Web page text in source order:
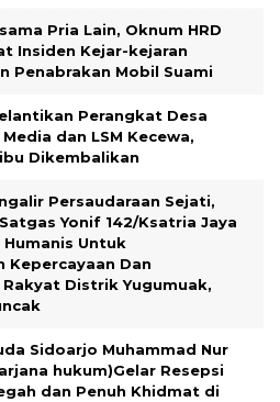
Pria Lain, Oknum HRD
Insiden Kejar-kejaran
Penabrakan Mobil Suami
Perangkat Desa
dan LSM Kecewa,
Dikembalikan
Persaudaraan Sejati,
Yonif 142/Ksatria Jaya
Untuk
Kepercayaan Dan
Distrik Yugumuak,
Sidoarjo Muhammad Nur
hukum)Gelar Resepsi
dan Penuh Khidmat di